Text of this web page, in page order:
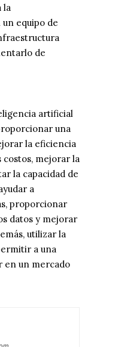
la
equipo de
de
artificial
una
la eficiencia
mejorar la
la capacidad de
a
proporcionar
datos y mejorar
utilizar la
a una
en un mercado